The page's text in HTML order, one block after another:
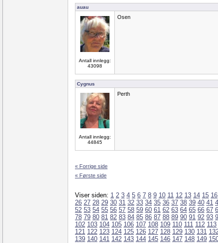
auau
Antall innlegg:
43098
Osen
Cygnus
Antall innlegg:
44845
Perth
« Forrige side
« Første side
Viser siden: 1 2 3 4 5 6 7 8 9 10 11 12 13 14 15 16
26 27 28 29 30 31 32 33 34 35 36 37 38 39 40 41
52 53 54 55 56 57 58 59 60 61 62 63 64 65 66 67
78 79 80 81 82 83 84 85 86 87 88 89 90 91 92 93
102 103 104 105 106 107 108 109 110 111 112 113
121 122 123 124 125 126 127 128 129 130 131
139 140 141 142 143 144 145 146 147 148 149